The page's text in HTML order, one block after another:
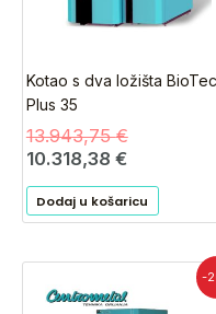
Kotao s dva ložišta BioTec
Plus 35
13.943,75€
10.318,38 €
Dodaj u košaricu
-
cijena